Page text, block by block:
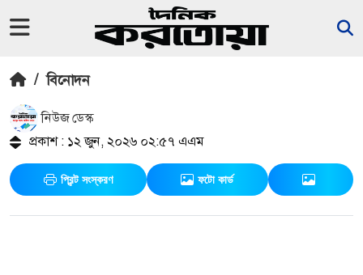
/ বিনোদন
নিউজ ডেস্ক
প্রকাশ : ১২ জুন, ২০২৬ ০২:৫৭ এএম
প্রিন্ট সংস্করণ ফটো কার্ড